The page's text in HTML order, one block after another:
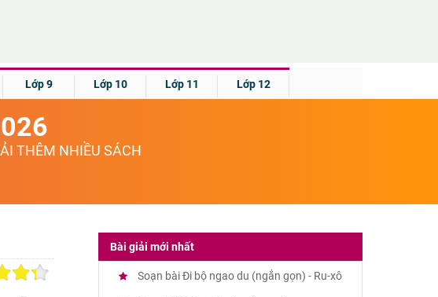
Lớp 9 Lớp 10 Lớp 11 Lớp 12
THÊM NHIỀU SÁCH
Bài giải mới nhất
Soạn bài Đi bộ ngao du (ngắn gọn) - Ru-xô